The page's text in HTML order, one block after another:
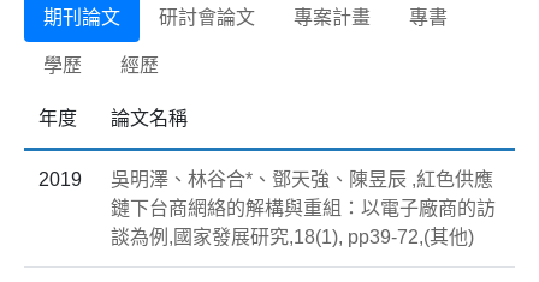
期刊論文 研討會論文 專案計畫 專書
學歷 經歷
年度 論文名稱
2019
吳明澤、林谷合*、鄧天強、陳昱辰 ,紅色供應
鏈下台商網絡的解構與重組：以電子廠商的訪
談為例,國家發展研究,18(1), pp39-72,(其他)